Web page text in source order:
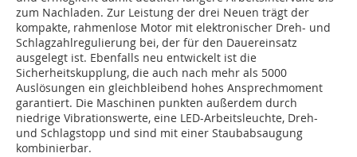
zum Nachladen. Zur Leistung der drei Neuen trägt der
kompakte, rahmenlose Motor mit elektronischer Dreh- und
Schlagzahlregulierung bei, der für den Dauereinsatz
ausgelegt ist. Ebenfalls neu entwickelt ist die
Sicherheitskupplung, die auch nach mehr als 5000
Auslösungen ein gleichbleibend hohes Ansprechmoment
garantiert. Die Maschinen punkten außerdem durch
niedrige Vibrationswerte, eine LED-Arbeitsleuchte, Dreh-
und Schlagstopp und sind mit einer Staubabsaugung
kombinierbar.